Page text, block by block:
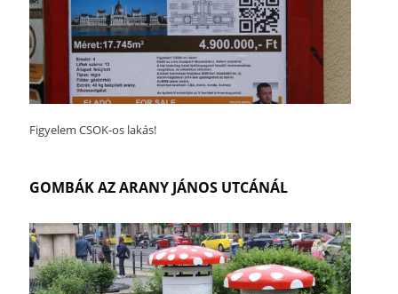
Figyelem CSOK-os lakás!
GOMBÁK AZ ARANY JÁNOS UTCÁNÁL